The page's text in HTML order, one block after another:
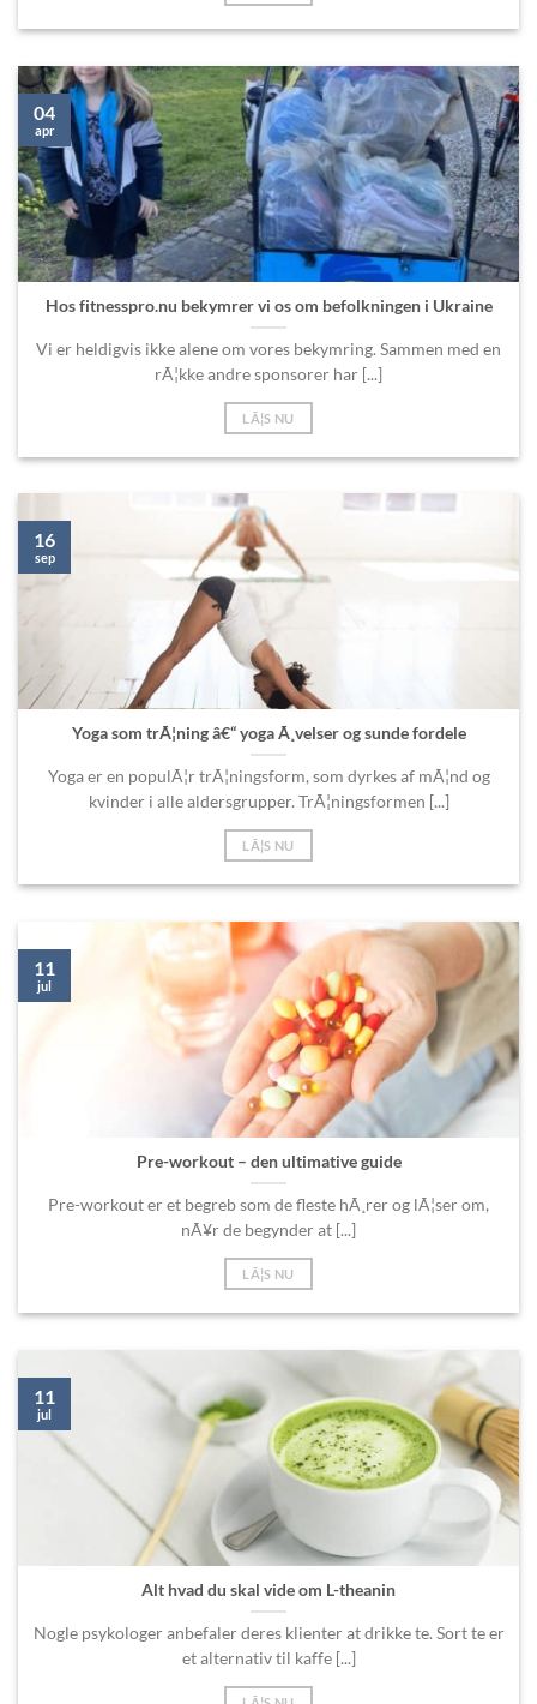
Hos fitnesspro.nu bekymrer vi os om befolkningen i Ukraine
Vi er heldigvis ikke alene om vores bekymring. Sammen med en
rÃ¦kke andre sponsorer har [...]
LÃ¦S NU
04
apr
Yoga som trÃ¦ning â€“ yoga Ã¸velser og sunde fordele
Yoga er en populÃ¦r trÃ¦ningsform, som dyrkes af mÃ¦nd og
kvinder i alle aldersgrupper. TrÃ¦ningsformen [...]
LÃ¦S NU
16
sep
Pre-workout – den ultimative guide
Pre-workout er et begreb som de fleste hÃ¸rer og lÃ¦ser om,
nÃ¥r de begynder at [...]
LÃ¦S NU
11
jul
Alt hvad du skal vide om L-theanin
Nogle psykologer anbefaler deres klienter at drikke te. Sort te er
et alternativ til kaffe [...]
11
jul